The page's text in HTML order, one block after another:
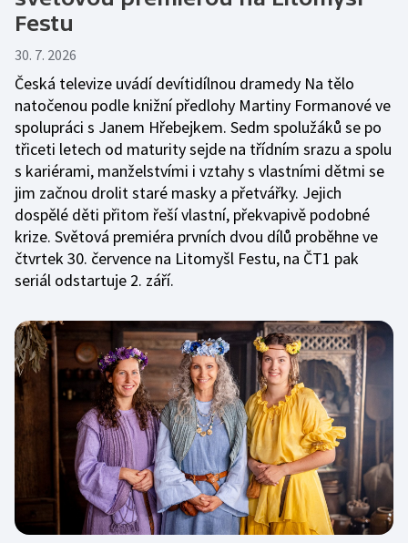
Festu
30. 7. 2026
Česká televize uvádí devítidílnou dramedy Na tělo
natočenou podle knižní předlohy Martiny Formanové ve
spolupráci s Janem Hřebejkem. Sedm spolužáků se po
třiceti letech od maturity sejde na třídním srazu a spolu
s kariérami, manželstvími i vztahy s vlastními dětmi se
jim začnou drolit staré masky a přetvářky. Jejich
dospělé děti přitom řeší vlastní, překvapivě podobné
krize. Světová premiéra prvních dvou dílů proběhne ve
čtvrtek 30. července na Litomyšl Festu, na ČT1 pak
seriál odstartuje 2. září.